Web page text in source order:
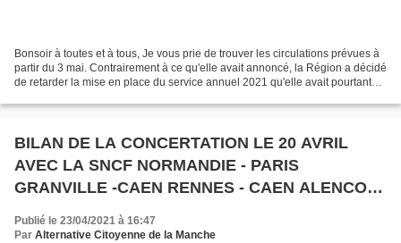
Bonsoir à toutes et à tous, Je vous prie de trouver les circulations prévues à
partir du 3 mai. Contrairement à ce qu'elle avait annoncé, la Région a décidé
de retarder la mise en place du service annuel 2021 qu'elle avait pourtant
BILAN DE LA CONCERTATION LE 20 AVRIL
AVEC LA SNCF NORMANDIE - PARIS
GRANVILLE -CAEN RENNES - CAEN ALENCON
LE MANS TOURS
Publié le 23/04/2021 à 16:47
Par Alternative Citoyenne de la Manche